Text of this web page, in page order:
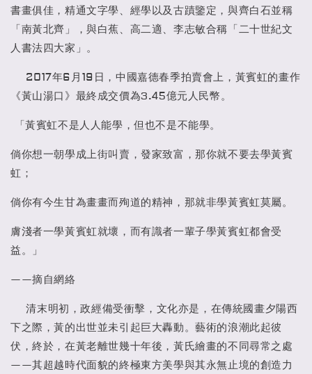
書畫俱佳，精通文字學、經學以及古蹟鑒定，與齊白石並稱
「南黃北齊」，與白蕉、高二適、李志敏合稱「二十世紀文
人書法四大家」。
2017年6月19日，中國嘉德春季拍賣會上，黃賓虹的畫作
《黃山湯口》最終成交價為3.45億元人民幣。
「黃賓虹不是人人能學，但也不是不能學。
倘你想一朝學成上街叫賣，發家致富，那你就不要去學黃賓
虹；
倘你有今生甘為畫畫而殉道的精神，那就非學黃賓虹莫屬。
膚淺者一學黃賓虹就壞，而有識者一輩子學黃賓虹都會受
益。」
——摘自網絡
清末明初，政經備受衝擊，文化亦是，在傳統國畫夕陽西
下之際，黃的出世並未引起巨大轟動。藝術的浪潮此起彼
伏，終於，在黃老離世幾十年後，黃氏繪畫的不同尋常之處
——其超越時代面貌的終極東方美學與其永無止境的創造力